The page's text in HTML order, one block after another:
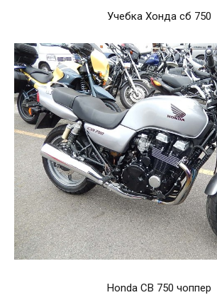
Учебка Хонда сб 750
Honda CB 750 чоппер